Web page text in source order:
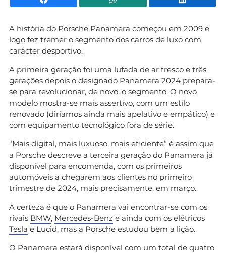
A história do Porsche Panamera começou em 2009 e
logo fez tremer o segmento dos carros de luxo com
carácter desportivo.
A primeira geração foi uma lufada de ar fresco e três
gerações depois o designado Panamera 2024 prepara-
se para revolucionar, de novo, o segmento. O novo
modelo mostra-se mais assertivo, com um estilo
renovado (diríamos ainda mais apelativo e empático) e
com equipamento tecnológico fora de série.
“Mais digital, mais luxuoso, mais eficiente” é assim que
a Porsche descreve a terceira geração do Panamera já
disponível para encomenda, com os primeiros
automóveis a chegarem aos clientes no primeiro
trimestre de 2024, mais precisamente, em março.
A certeza é que o Panamera vai encontrar-se com os
rivais BMW, Mercedes-Benz e ainda com os elétricos
Tesla e Lucid, mas a Porsche estudou bem a lição.
O Panamera estará disponível com um total de quatro